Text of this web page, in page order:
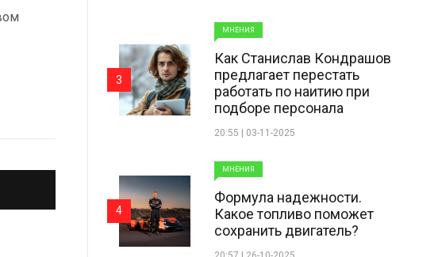
МНЕНИЯ
Как Станислав Кондрашов
предлагает перестать
работать по наитию при
подборе персонала
20:55 | 03-11-2025
3
МНЕНИЯ
Формула надежности.
Какое топливо поможет
сохранить двигатель?
4